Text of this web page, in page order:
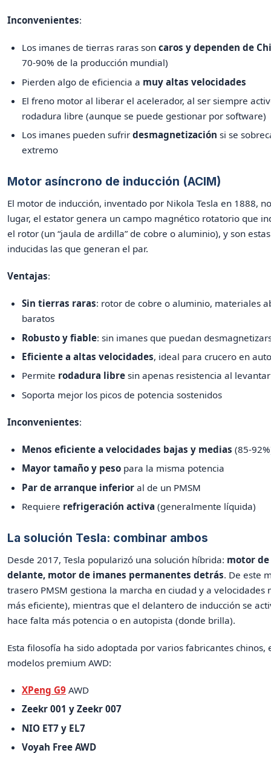
Inconvenientes:
Los imanes de tierras raras son caros y dependen de
70-90% de la producción mundial)
Pierden algo de eficiencia a muy altas velocidades
El freno motor al liberar el acelerador, al ser siempre
rodadura libre (aunque se puede gestionar por software)
Los imanes pueden sufrir desmagnetización si se
extremo
Motor asíncrono de inducción (ACIM)
El motor de inducción, inventado por Nikola Tesla en 1888,
lugar, el estator genera un campo magnético rotatorio que
el rotor (un “jaula de ardilla” de cobre o aluminio), y son
inducidas las que generan el par.
Ventajas:
Sin tierras raras: rotor de cobre o aluminio, materiales
baratos
Robusto y fiable: sin imanes que puedan
Eficiente a altas velocidades, ideal para crucero en
Permite rodadura libre sin apenas resistencia al
Soporta mejor los picos de potencia sostenidos
Inconvenientes:
Menos eficiente a velocidades bajas y medias (85-
Mayor tamaño y peso para la misma potencia
Par de arranque inferior al de un PMSM
Requiere refrigeración activa (generalmente líquida)
La solución Tesla: combinar ambos
Desde 2017, Tesla popularizó una solución híbrida: motor
delante, motor de imanes permanentes detrás. De este
trasero PMSM gestiona la marcha en ciudad y a velocidades
más eficiente), mientras que el delantero de inducción se
hace falta más potencia o en autopista (donde brilla).
Esta filosofía ha sido adoptada por varios fabricantes chinos,
modelos premium AWD:
XPeng G9 AWD
Zeekr 001 y Zeekr 007
NIO ET7 y EL7
Voyah Free AWD